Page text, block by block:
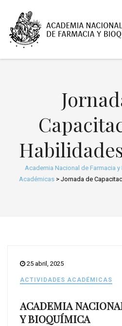
Academia Nacional de Farmacia
Académicas> Jornada de
25 abril, 2025
ACTIVIDADES ACADÉMICAS
ACADEMIA
Y BIOQUÍMICA